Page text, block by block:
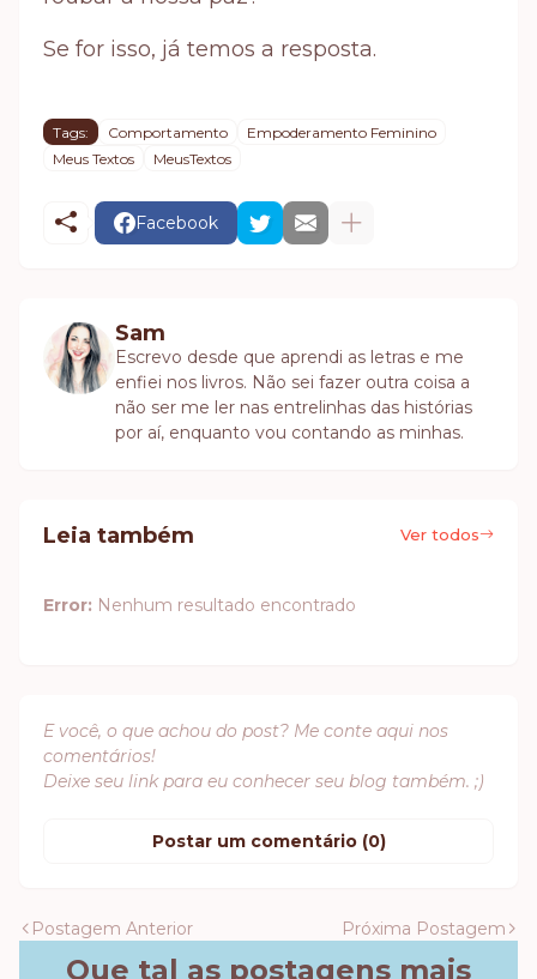
Se for isso, já temos a resposta.
Tags: Comportamento
Empoderamento Feminino
Meus Textos
MeusTextos
Facebook
Sam
Escrevo desde que aprendi as letras e me
enfiei nos livros. Não sei fazer outra coisa a
não ser me ler nas entrelinhas das histórias
por aí, enquanto vou contando as minhas.
Leia também Ver todos
Error: Nenhum resultado encontrado
E você, o que achou do post? Me conte aqui nos
comentários!
Deixe seu link para eu conhecer seu blog também. ;)
Postar um comentário (0)
Postagem Anterior Próxima Postagem
Que tal as postagens mais